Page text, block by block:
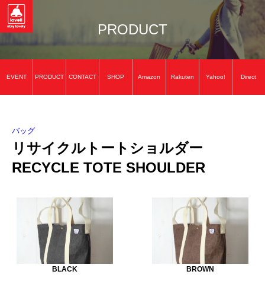
PRODUCT
バッグ
リサイクルトートショルダー
RECYCLE TOTE SHOULDER
BLACK BROWN
EVENT PRODUCT CONTACT SHOP Amazon Rakuten Yahoo! Direct